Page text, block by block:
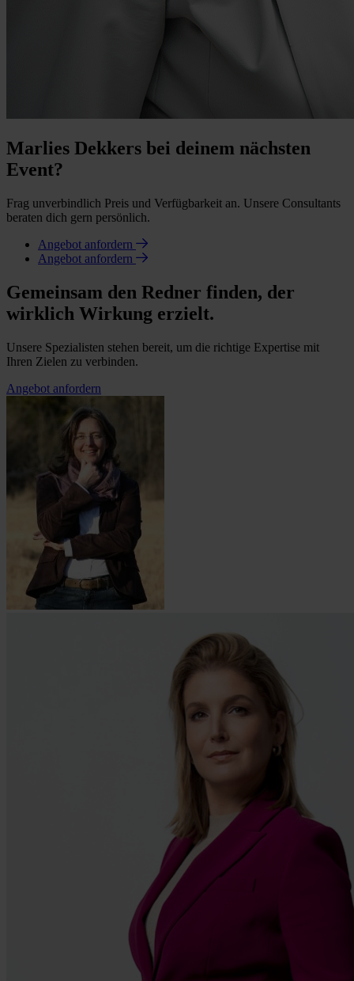
Marlies Dekkers bei deinem nächsten
Event?
Frag unverbindlich Preis und Verfügbarkeit an. Unsere Consultants
beraten dich gern persönlich.
Angebot anfordern
Angebot anfordern
Gemeinsam den Redner finden, der
wirklich Wirkung erzielt.
Unsere Spezialisten stehen bereit, um die richtige Expertise mit
Ihren Zielen zu verbinden.
Angebot anfordern